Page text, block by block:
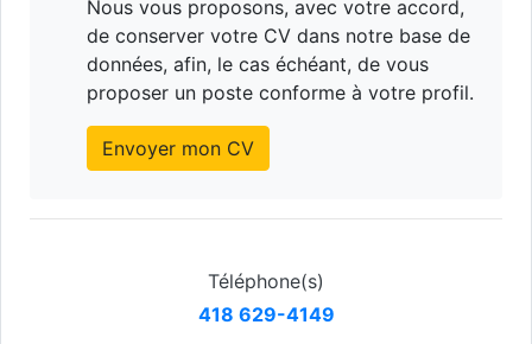
Nous vous proposons, avec votre accord,
de conserver votre CV dans notre base de
données, afin, le cas échéant, de vous
proposer un poste conforme à votre profil.
Envoyer mon CV
Téléphone(s)
418 629-4149